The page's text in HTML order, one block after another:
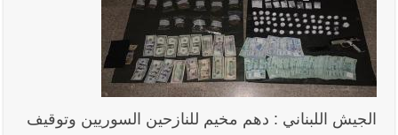
الجيش اللبناني : دهم مخيم للنازحين السوريين وتوقيف